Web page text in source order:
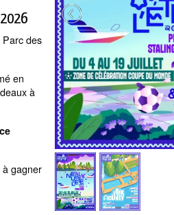
des
en
à
gagner